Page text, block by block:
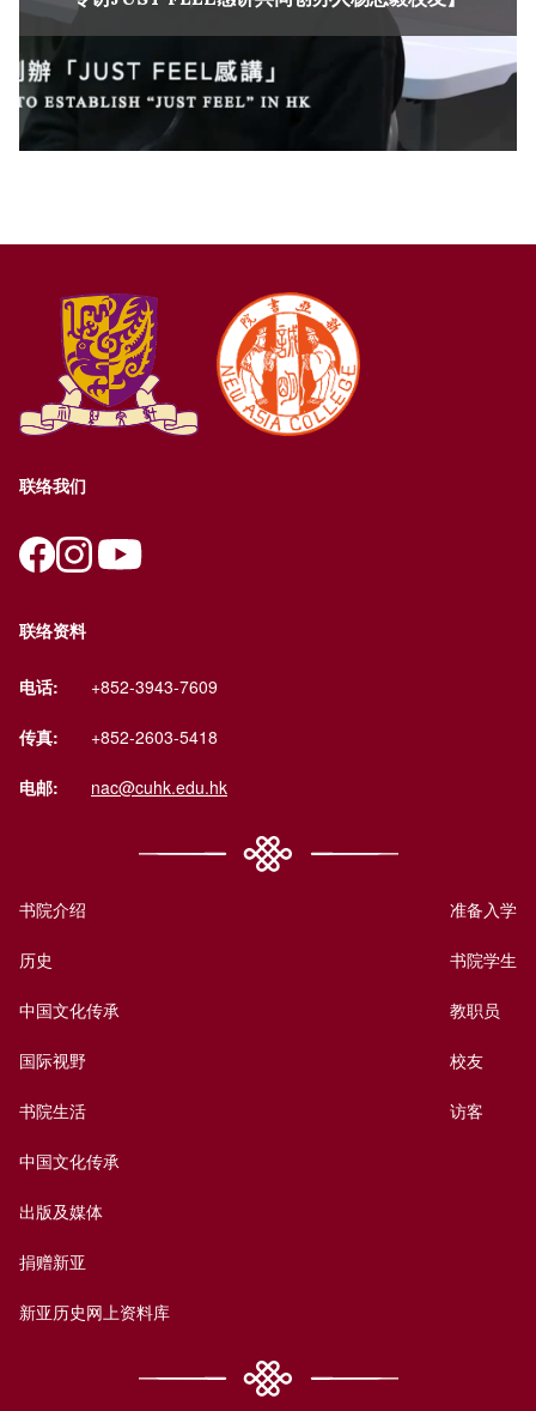
联络我们
联络资料
电话: +852-3943-7609
传真: +852-2603-5418
电邮: nac@cuhk.edu.hk
书院介绍
历史
中国文化传承
国际视野
书院生活
中国文化传承
出版及媒体
捐赠新亚
新亚历史网上资料库
准备入学
书院学生
教职员
校友
访客